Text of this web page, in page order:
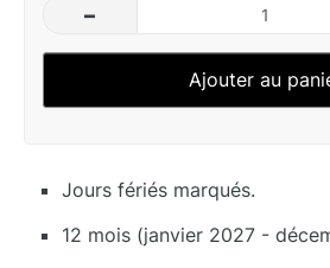
–
Ajouter au
Jours fériés marqués.
12 mois (janvier 2027 -